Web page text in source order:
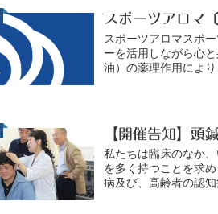
スポーツアロマ
スポーツアロマスポ
ーを活用しながら心
油）の薬理作用によ
【開催告知】頭
私たちは臨床のなか
を多く持つことを求
病及び、高齢者の認